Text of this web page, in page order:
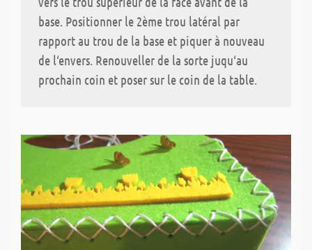
base. Positionner le 2ème trou latéral par
rapport au trou de la base et piquer à nouveau
de l‘envers. Renouveller de la sorte juqu‘au
prochain coin et poser sur le coin de la table.